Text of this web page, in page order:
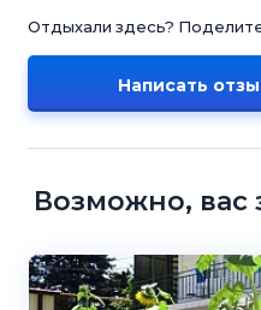
Отдыхали здесь?
Написать
Возможно, вас